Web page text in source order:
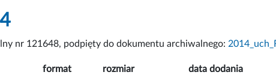
nr 121648, podpięty do dokumentu archiwalnego:
format rozmiar data dodania